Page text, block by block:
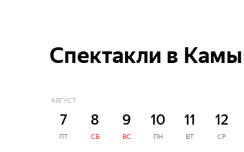
Спектакли в
АВГУСТ
7
ПТ
8
СБ
9
ВС
10
ПН
11
ВТ
12
СР